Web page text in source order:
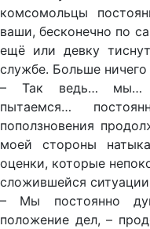
комсомольцы
ваши, бесконечно по
ещё или девку
службе. Больше
– Так ведь… мы…
пытаемся…
поползновения
моей стороны
оценки, которые
сложившейся
– Мы постоянно
положение дел, –